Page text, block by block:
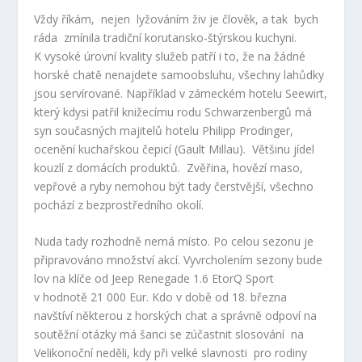
Vždy říkám, nejen lyžováním živ je člověk, a tak bych
ráda zmínila tradiční korutansko-štýrskou kuchyni.
K vysoké úrovní kvality služeb patří i to, že na žádné
horské chatě nenajdete samoobsluhu, všechny lahůdky
jsou servírované. Například v zámeckém hotelu Seewirt,
který kdysi patřil knižecímu rodu Schwarzenbergů má
syn současných majitelů hotelu Philipp Prodinger,
ocenění kuchařskou čepicí (Gault Millau). Většinu jídel
kouzlí z domácích produktů. Zvěřina, hovězí maso,
vepřové a ryby nemohou být tady čerstvější, všechno
pochází z bezprostředního okolí.
Nuda tady rozhodně nemá místo. Po celou sezonu je
připravováno množství akcí. Vyvrcholením sezony bude
lov na klíče od Jeep Renegade 1.6 EtorQ Sport
v hodnotě 21 000 Eur. Kdo v době od 18. března
navštíví některou z horských chat a správně odpoví na
soutěžní otázky má šanci se zúčastnit slosování na
Velikonoční neděli, kdy při velké slavnosti pro rodiny